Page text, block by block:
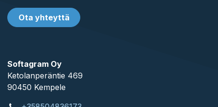
Ota yhteyttä
Softagram Oy
Ketolanperäntie 469
90450 ​Kempele